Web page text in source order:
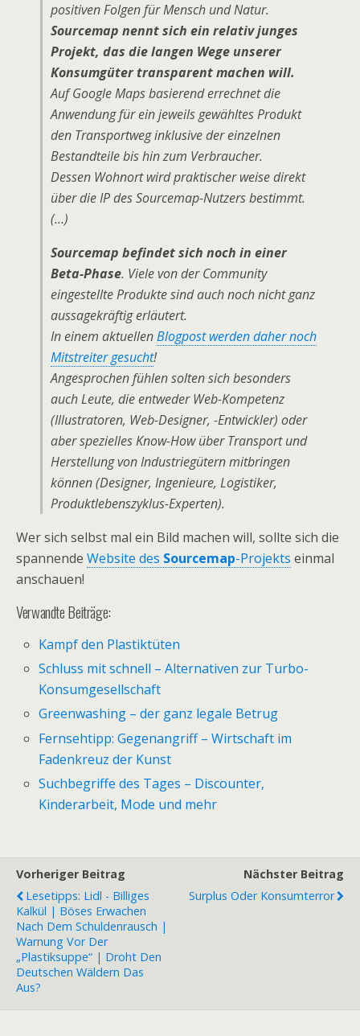
positiven Folgen für Mensch und Natur.
Sourcemap nennt sich ein relativ junges
Projekt, das die langen Wege unserer
Konsumgüter transparent machen will.
Auf Google Maps basierend errechnet die
Anwendung für ein jeweils gewähltes Produkt
den Transportweg inklusive der einzelnen
Bestandteile bis hin zum Verbraucher.
Dessen Wohnort wird praktischer weise direkt
über die IP des Sourcemap-Nutzers bestimmt.
(…)
Sourcemap befindet sich noch in einer
Beta-Phase. Viele von der Community
eingestellte Produkte sind auch noch nicht ganz
aussagekräftig erläutert.
In einem aktuellenBlogpost werden daher noch
Mitstreiter gesucht!
Angesprochen fühlen solten sich besonders
auch Leute, die entweder Web-Kompetenz
(Illustratoren, Web-Designer, -Entwickler) oder
aber spezielles Know-How über Transport und
Herstellung von Industriegütern mitbringen
können (Designer, Ingenieure, Logistiker,
Produktlebenszyklus-Experten).
Wer sich selbst mal ein Bild machen will, sollte sich die
spannende Website des Sourcemap-Projekts einmal
anschauen!
Verwandte Beiträge:
Kampf den Plastiktüten
Schluss mit schnell – Alternativen zur Turbo-
Konsumgesellschaft
Greenwashing – der ganz legale Betrug
Fernsehtipp: Gegenangriff – Wirtschaft im
Fadenkreuz der Kunst
Suchbegriffe des Tages – Discounter,
Kinderarbeit, Mode und mehr
Vorheriger Beitrag
Lesetipps: Lidl - Billiges
Kalkül | Böses Erwachen
Nach Dem Schuldenrausch |
Warnung Vor Der
„Plastiksuppe“ | Droht Den
Deutschen Wäldern Das
Aus?
Nächster Beitrag
Surplus Oder Konsumterror